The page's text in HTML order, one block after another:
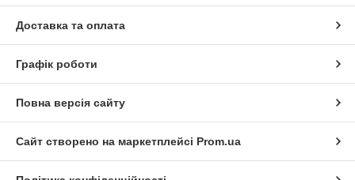
Доставка та оплата
Графік роботи
Повна версія сайту
Сайт створено на маркетплейсі Prom.ua